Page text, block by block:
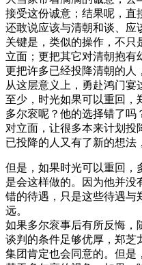
接受这份诚意；结果呢，直
还敢说应该与清朝和谈、应
关键是，类似的操作，不只
立面；更把其它对清朝抱有
更把许多已经投降清朝的人
从这层意义上，勇赴鸿门宴
至少，时光如果可以重回，
多尔衮呢？他的选择错了吗
对立面，让很多本来计划投
已投降的人又有了新的想法
但是，如果时光可以重回，
是会这样做的。因为他并没
错的待遇，只是这些待遇与
远。
如果多尔衮事后有所反悔，
谈判的条件足够优厚，郑芝
集团肯定也会同意的。但是